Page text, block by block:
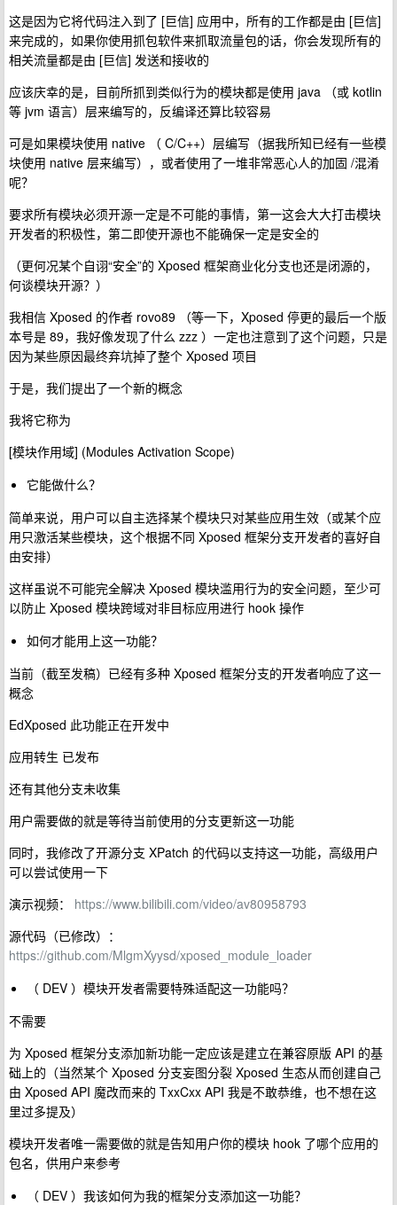
这是因为它将代码注入到了 [巨信] 应用中，所有的工作都是由 [巨信]
来完成的，如果你使用抓包软件来抓取流量包的话，你会发现所有的
相关流量都是由 [巨信] 发送和接收的
应该庆幸的是，目前所抓到类似行为的模块都是使用 java （或 kotlin
等 jvm 语言）层来编写的，反编译还算比较容易
可是如果模块使用 native （ C/C++）层编写（据我所知已经有一些模
块使用 native 层来编写），或者使用了一堆非常恶心人的加固 /混淆
呢？
要求所有模块必须开源一定是不可能的事情，第一这会大大打击模块
开发者的积极性，第二即使开源也不能确保一定是安全的
（更何况某个自诩“安全”的 Xposed 框架商业化分支也还是闭源的，
何谈模块开源？）
我相信 Xposed 的作者 rovo89 （等一下，Xposed 停更的最后一个版
本号是 89，我好像发现了什么 zzz ）一定也注意到了这个问题，只是
因为某些原因最终弃坑掉了整个 Xposed 项目
于是，我们提出了一个新的概念
我将它称为
[模块作用域] (Modules Activation Scope)
它能做什么？
简单来说，用户可以自主选择某个模块只对某些应用生效（或某个应
用只激活某些模块，这个根据不同 Xposed 框架分支开发者的喜好自
由安排）
这样虽说不可能完全解决 Xposed 模块滥用行为的安全问题，至少可
以防止 Xposed 模块跨域对非目标应用进行 hook 操作
如何才能用上这一功能？
当前（截至发稿）已经有多种 Xposed 框架分支的开发者响应了这一
概念
EdXposed 此功能正在开发中
应用转生 已发布
还有其他分支未收集
用户需要做的就是等待当前使用的分支更新这一功能
同时，我修改了开源分支 XPatch 的代码以支持这一功能，高级用户
可以尝试使用一下
演示视频： https://www.bilibili.com/video/av80958793
源代码（已修改）：
https://github.com/MlgmXyysd/xposed_module_loader
（ DEV ）模块开发者需要特殊适配这一功能吗？
不需要
为 Xposed 框架分支添加新功能一定应该是建立在兼容原版 API 的基
础上的（当然某个 Xposed 分支妄图分裂 Xposed 生态从而创建自己
由 Xposed API 魔改而来的 TxxCxx API 我是不敢恭维，也不想在这
里过多提及）
模块开发者唯一需要做的就是告知用户你的模块 hook 了哪个应用的
包名，供用户来参考
（ DEV ）我该如何为我的框架分支添加这一功能？